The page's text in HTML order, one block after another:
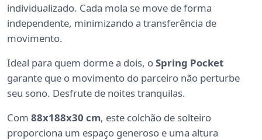
individualizado. Cada mola se move de forma
independente, minimizando a transferência de
movimento.
Ideal para quem dorme a dois, oSpring Pocket
garante que o movimento do parceiro não perturbe
seu sono. Desfrute de noites tranquilas.
Com 88x188x30 cm, este colchão de solteiro
proporciona um espaço generoso e uma altura